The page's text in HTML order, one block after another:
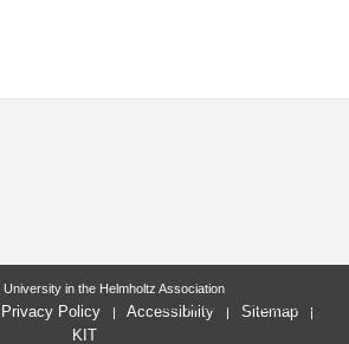
last change: 2023-06-25
University in the Helmholtz Association
Privacy Policy Accessibility
Sitemap
KIT